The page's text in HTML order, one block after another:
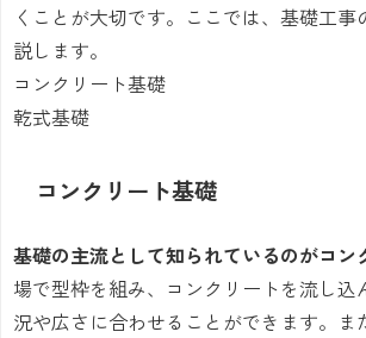
くことが大切です。ここでは、基礎工
説します。
コンクリート基礎
乾式基礎
コンクリート基礎
基礎の主流として知られているのがコン
場で型枠を組み、コンクリートを流し込
況や広さに合わせることができます。ま